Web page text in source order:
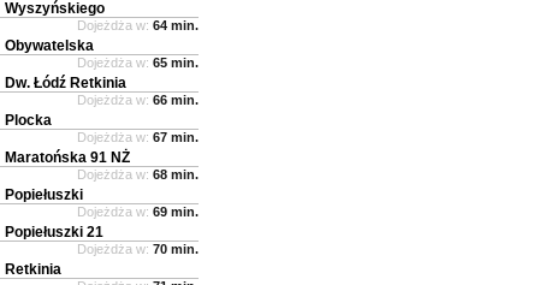
Wyszyńskiego
Dojeżdża w: 64 min.
Obywatelska
Dojeżdża w: 65 min.
Dw. Łódź Retkinia
Dojeżdża w: 66 min.
Plocka
Dojeżdża w: 67 min.
Maratońska 91 NŻ
Dojeżdża w: 68 min.
Popiełuszki
Dojeżdża w: 69 min.
Popiełuszki 21
Dojeżdża w: 70 min.
Retkinia